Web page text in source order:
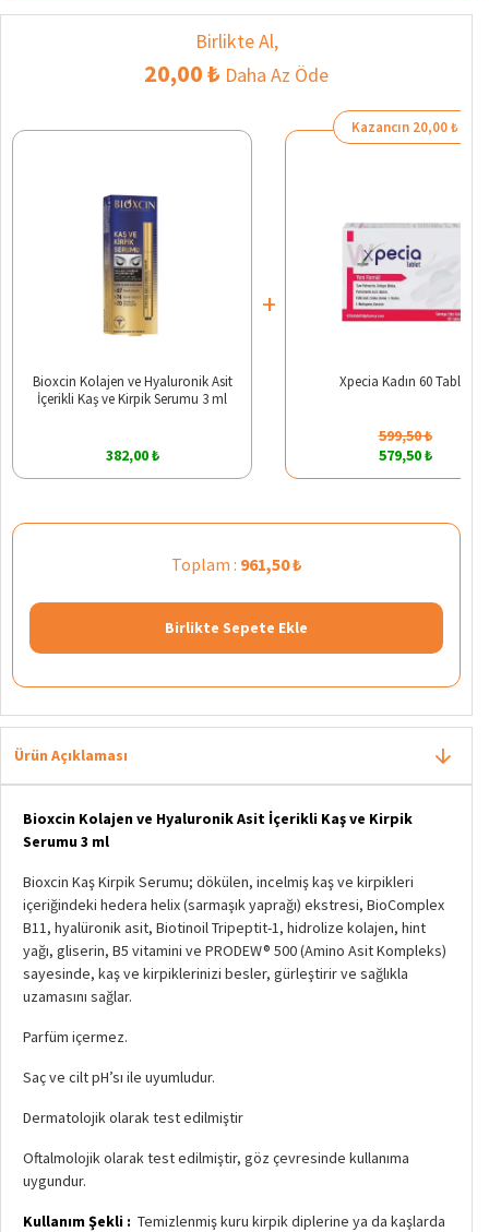
Birlikte Al,
20,00 ₺ Daha Az Öde
Bioxcin Kolajen ve Hyaluronik Asit
İçerikli Kaş ve Kirpik Serumu 3 ml
382,00 ₺
+
Kazancın 20,00 ₺
Xpecia Kadın 60 Tablet
599,50 ₺
579,50 ₺
Toplam : 961,50 ₺
Birlikte Sepete Ekle
Ürün Açıklaması
Bioxcin Kolajen ve Hyaluronik Asit İçerikli Kaş ve Kirpik
Serumu 3 ml
Bioxcin Kaş Kirpik Serumu; dökülen, incelmiş kaş ve kirpikleri
içeriğindeki hedera helix (sarmaşık yaprağı) ekstresi, BioComplex
B11, hyalüronik asit, Biotinoil Tripeptit-1, hidrolize kolajen, hint
yağı, gliserin, B5 vitamini ve PRODEW® 500 (Amino Asit Kompleks)
sayesinde, kaş ve kirpiklerinizi besler, gürleştirir ve sağlıkla
uzamasını sağlar.
Parfüm içermez.
Saç ve cilt pH’sı ile uyumludur.
Dermatolojik olarak test edilmiştir
Oftalmolojik olarak test edilmiştir, göz çevresinde kullanıma
uygundur.
Kullanım Şekli : Temizlenmiş kuru kirpik diplerine ya da kaşlarda